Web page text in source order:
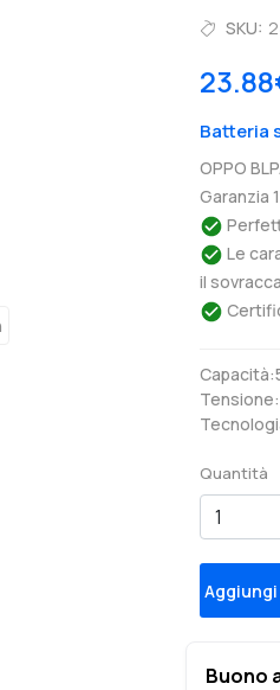
SKU:
Batteria
OPPO
Garanzia
Le
il
Quantità
Buono